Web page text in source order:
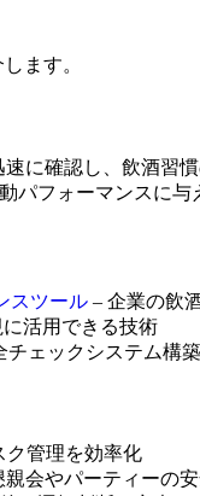
ます。
速に確認し、飲酒習
パフォーマンスに与
スツール – 企業の飲
活用できる技術
チェックシステム構
ク管理を効率化
親会やパーティーの